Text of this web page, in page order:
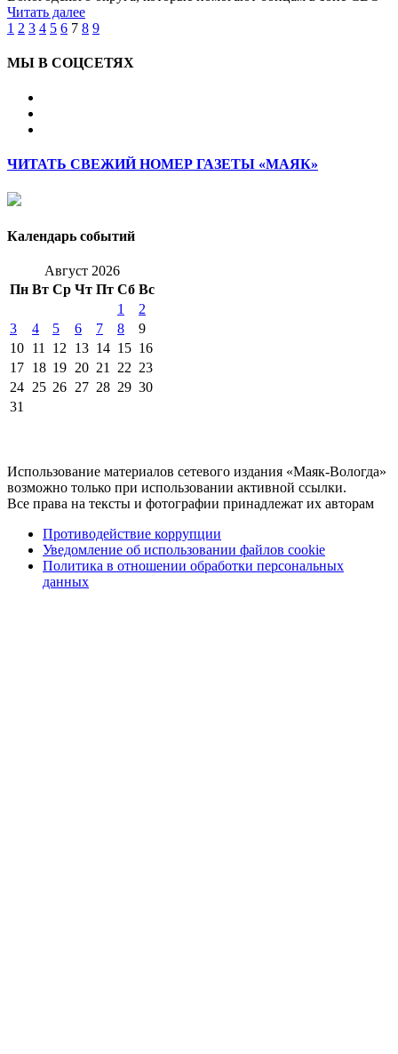
Читать далее
1 2 3 4 5 6 7 8 9
МЫ В СОЦСЕТЯХ
ЧИТАТЬ СВЕЖИЙ НОМЕР ГАЗЕТЫ «МАЯК»
Календарь событий
Август 2026
Пн Вт Ср Чт Пт Сб Вс
1
2
3
4 5 6 7 8
9
10 11 12 13 14 15 16
17 18 19 20 21 22 23
24 25 26 27 28 29 30
31
Использование материалов сетевого издания «Маяк-Вологда»
возможно только при использовании активной ссылки.
Все права на тексты и фотографии принадлежат их авторам
Противодействие коррупции
Уведомление об использовании файлов cookie
Политика в отношении обработки персональных
данных